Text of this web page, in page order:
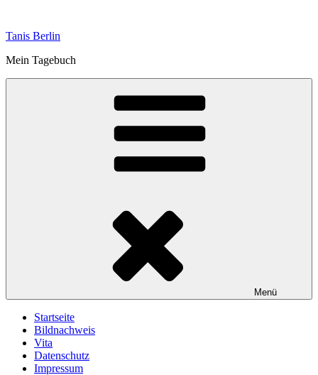
springen
Tanis Berlin
Mein Tagebuch
Menü
Startseite
Bildnachweis
Vita
Datenschutz
Impressum